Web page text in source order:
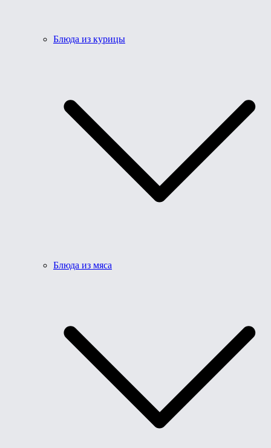
Блюда из курицы
Блюда из мяса